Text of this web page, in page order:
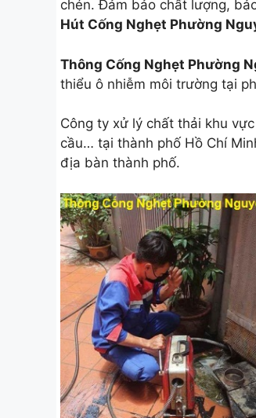
chén. Đảm bảo chất lượng,
Hút Cống Nghẹt Phường
Thông Cống Nghẹt Phường
thiểu ô nhiễm môi trường tại
Công ty xử lý chất thải khu
cầu… tại thành phố Hồ Chí
địa bàn thành phố.